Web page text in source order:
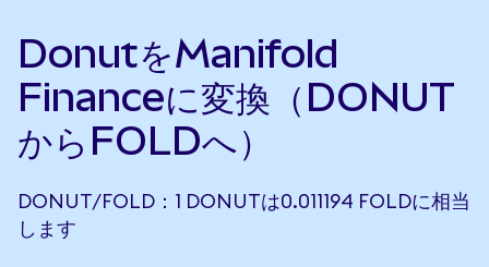
DonutをManifold
Financeに変換（DONUT
からFOLDへ）
DONUT/FOLD：1 DONUTは0.011194 FOLDに相当
します